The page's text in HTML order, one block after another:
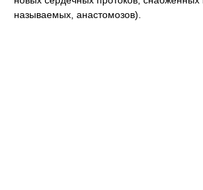
называемых, анастомозов).